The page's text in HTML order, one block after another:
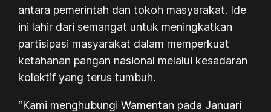
antara pemerintah dan tokoh masyarakat. Ide
ini lahir dari semangat untuk meningkatkan
partisipasi masyarakat dalam memperkuat
ketahanan pangan nasional melalui kesadaran
kolektif yang terus tumbuh.
“Kami menghubungi Wamentan pada Januari